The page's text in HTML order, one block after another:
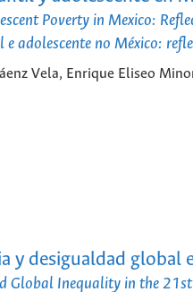
Poverty in Mexico:
e adolescente no México:
Vela, Enrique Eliseo
y desigualdad global
Global Inequality in the